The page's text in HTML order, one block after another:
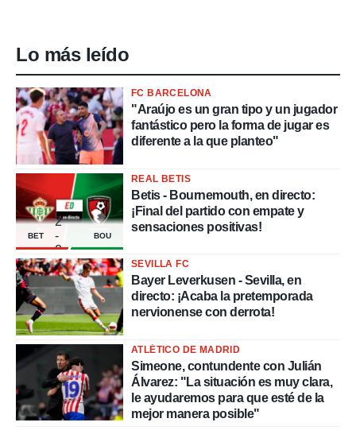
Lo más leído
FC BARCELONA
"Araújo es un gran tipo y un jugador
fantástico pero la forma de jugar es
diferente a la que planteo"
BET
2
-
2
BOU
REAL BETIS
Betis - Bournemouth, en directo:
¡Final del partido con empate y
sensaciones positivas!
SEVILLA FC
Bayer Leverkusen - Sevilla, en
directo: ¡Acaba la pretemporada
nervionense con derrota!
ATLÉTICO DE MADRID
Simeone, contundente con Julián
Álvarez: "La situación es muy clara,
le ayudaremos para que esté de la
mejor manera posible"